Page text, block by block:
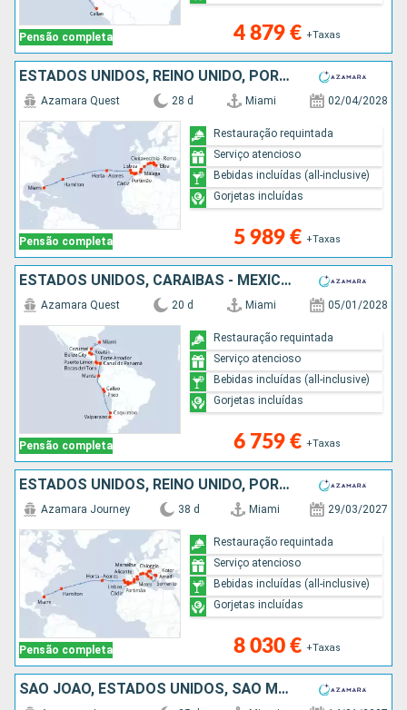
Pensão completa 4 879 € +Taxas
ESTADOS UNIDOS, REINO UNIDO, PORTUGAL, GIBRALTAR, ESPANHA, MÔNACO, FRANÇA, ITÁLIA
Pensão completa
Azamara Quest 28 d Miami 02/04/2028
5 989 € +Taxas
Restauração requintada
Serviço atencioso
Bebidas incluídas (all-inclusive)
Gorjetas incluídas
ESTADOS UNIDOS, CARAIBAS - MEXICO, BELIZE, HONDURAS, COSTA RICA, PANAMA, EQUADOR, PERÚ, CHILE
Pensão completa
Azamara Quest 20 d Miami 05/01/2028
6 759 € +Taxas
Restauração requintada
Serviço atencioso
Bebidas incluídas (all-inclusive)
Gorjetas incluídas
ESTADOS UNIDOS, REINO UNIDO, PORTUGAL, ESPANHA, MARROCOS, GIBRALTAR, MAIORCA, FRANÇA, MÔNACO, ITÁLIA, MONTENEGRO, CROÁCIA
Pensão completa
Azamara Journey 38 d Miami 29/03/2027
8 030 € +Taxas
Restauração requintada
Serviço atencioso
Bebidas incluídas (all-inclusive)
Gorjetas incluídas
SÃO JOÃO, ESTADOS UNIDOS, SÃO MARTINHO, ANTÍGUA E BARBUDA, MARTINICA, ST VINCENT E GRENADINES, GRENADA, BARBADOS, TRINIDADE E TOBAGO, ILHA REAL, BRASIL, URUGUAI, ARGENTINA